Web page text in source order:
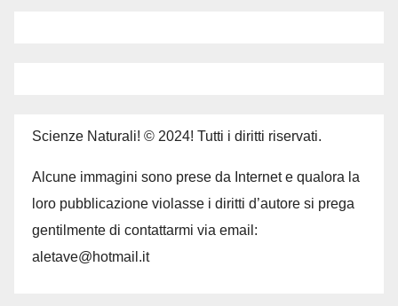
Scienze Naturali! © 2024! Tutti i diritti riservati.
Alcune immagini sono prese da Internet e qualora la
loro pubblicazione violasse i diritti d’autore si prega
gentilmente di contattarmi via email:
aletave@hotmail.it